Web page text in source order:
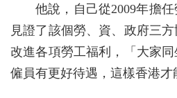
他說，自己從2009年擔
見證了該個勞、資、政府三
改進各項勞工福利，「大家
僱員有更好待遇，這樣香港才